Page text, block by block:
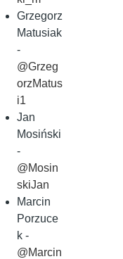
Grzegorz
Matusiak
-
@Grzeg
orzMatus
i1
Jan
Mosiński
-
@Mosin
skiJan
Marcin
Porzuce
k -
@Marcin